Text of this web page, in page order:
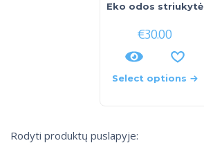
Eko odos striukytė
€30.00
Select options
Rodyti produktų puslapyje: